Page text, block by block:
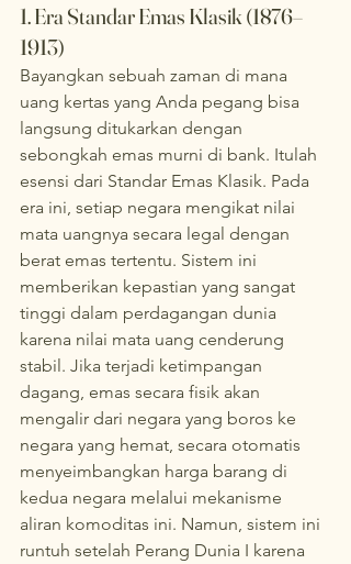
1. Era Standar Emas Klasik (1876–
1913)
Bayangkan sebuah zaman di mana
uang kertas yang Anda pegang bisa
langsung ditukarkan dengan
sebongkah emas murni di bank. Itulah
esensi dari Standar Emas Klasik. Pada
era ini, setiap negara mengikat nilai
mata uangnya secara legal dengan
berat emas tertentu. Sistem ini
memberikan kepastian yang sangat
tinggi dalam perdagangan dunia
karena nilai mata uang cenderung
stabil. Jika terjadi ketimpangan
dagang, emas secara fisik akan
mengalir dari negara yang boros ke
negara yang hemat, secara otomatis
menyeimbangkan harga barang di
kedua negara melalui mekanisme
aliran komoditas ini. Namun, sistem ini
runtuh setelah Perang Dunia I karena